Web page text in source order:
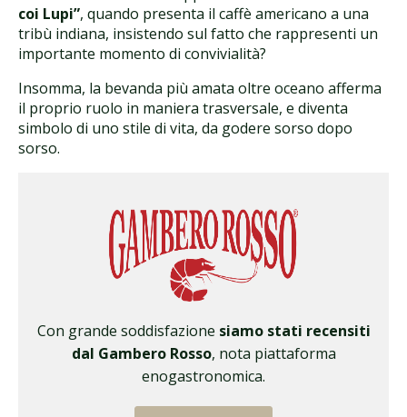
coi Lupi”, quando presenta il caffè americano a una
tribù indiana, insistendo sul fatto che rappresenti un
importante momento di convivialità?
Insomma, la bevanda più amata oltre oceano afferma
il proprio ruolo in maniera trasversale, e diventa
simbolo di uno stile di vita, da godere sorso dopo
sorso.
Con grande soddisfazione siamo stati recensiti
dal Gambero Rosso, nota piattaforma
enogastronomica.